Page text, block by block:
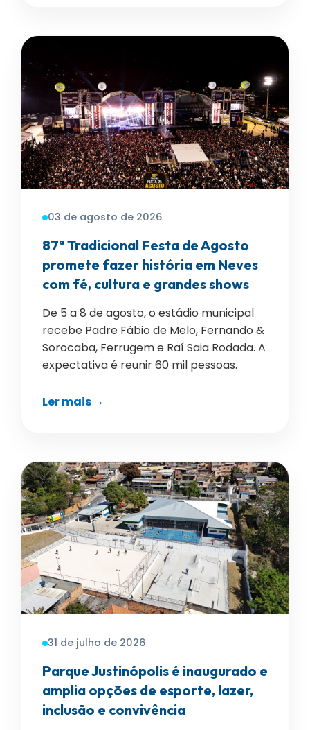
03 de agosto de 2026
87ª Tradicional Festa de Agosto
promete fazer história em Neves
com fé, cultura e grandes shows
De 5 a 8 de agosto, o estádio municipal
recebe Padre Fábio de Melo, Fernando &
Sorocaba, Ferrugem e Raí Saia Rodada. A
expectativa é reunir 60 mil pessoas.
Ler mais
31 de julho de 2026
Parque Justinópolis é inaugurado e
amplia opções de esporte, lazer,
inclusão e convivência